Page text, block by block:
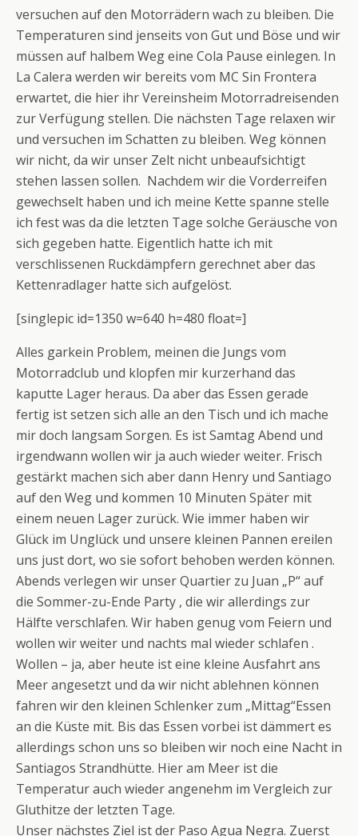
versuchen auf den Motorrädern wach zu bleiben. Die
Temperaturen sind jenseits von Gut und Böse und wir
müssen auf halbem Weg eine Cola Pause einlegen. In
La Calera werden wir bereits vom MC Sin Frontera
erwartet, die hier ihr Vereinsheim Motorradreisenden
zur Verfügung stellen. Die nächsten Tage relaxen wir
und versuchen im Schatten zu bleiben. Weg können
wir nicht, da wir unser Zelt nicht unbeaufsichtigt
stehen lassen sollen. Nachdem wir die Vorderreifen
gewechselt haben und ich meine Kette spanne stelle
ich fest was da die letzten Tage solche Geräusche von
sich gegeben hatte. Eigentlich hatte ich mit
verschlissenen Ruckdämpfern gerechnet aber das
Kettenradlager hatte sich aufgelöst.
[singlepic id=1350 w=640 h=480 float=]
Alles garkein Problem, meinen die Jungs vom
Motorradclub und klopfen mir kurzerhand das
kaputte Lager heraus. Da aber das Essen gerade
fertig ist setzen sich alle an den Tisch und ich mache
mir doch langsam Sorgen. Es ist Samtag Abend und
irgendwann wollen wir ja auch wieder weiter. Frisch
gestärkt machen sich aber dann Henry und Santiago
auf den Weg und kommen 10 Minuten Später mit
einem neuen Lager zurück. Wie immer haben wir
Glück im Unglück und unsere kleinen Pannen ereilen
uns just dort, wo sie sofort behoben werden können.
Abends verlegen wir unser Quartier zu Juan „P“ auf
die Sommer-zu-Ende Party , die wir allerdings zur
Hälfte verschlafen. Wir haben genug vom Feiern und
wollen wir weiter und nachts mal wieder schlafen .
Wollen – ja, aber heute ist eine kleine Ausfahrt ans
Meer angesetzt und da wir nicht ablehnen können
fahren wir den kleinen Schlenker zum „Mittag“Essen
an die Küste mit. Bis das Essen vorbei ist dämmert es
allerdings schon uns so bleiben wir noch eine Nacht in
Santiagos Strandhütte. Hier am Meer ist die
Temperatur auch wieder angenehm im Vergleich zur
Gluthitze der letzten Tage.
Unser nächstes Ziel ist der Paso Agua Negra. Zuerst